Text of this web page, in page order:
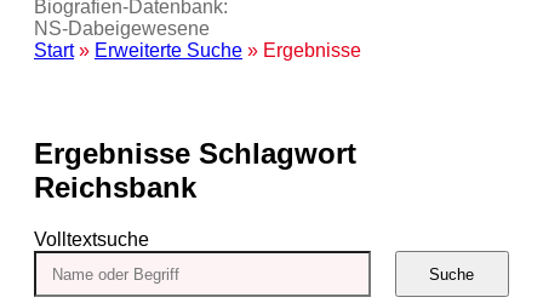
Biografien-Datenbank:
NS‑Dabeigewesene
Start» Erweiterte Suche » Ergebnisse
Ergebnisse Schlagwort
Reichsbank
Volltextsuche
Suche